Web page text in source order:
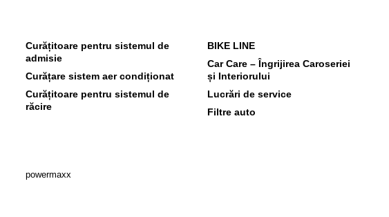
Curățitoare pentru sistemul de
admisie
Curățare sistem aer condiționat
Curățitoare pentru sistemul de
răcire
BIKE LINE
Car Care – Îngrijirea Caroseriei
și Interiorului
Lucrări de service
Filtre auto
powermaxx